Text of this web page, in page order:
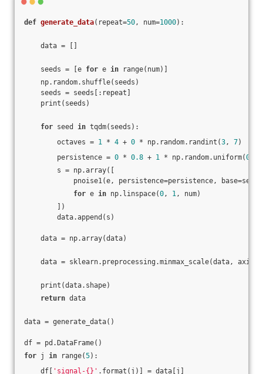
def generate_data(repeat=50, num=1000) :
data = []
seeds = [e for e in range(num)]
np.random.shuffle(seeds)
seeds = seeds[:repeat]
print(seeds)
for seed in tqdm(seeds):
octaves = 1 * 4 + 0 * np.random.randint(3, 7)
persistence = 0 * 0.8 + 1 * np.random.uniform(0.7
s = np.array([
pnoise1(e, persistence=persistence, base=seed,
for e in np.linspace(0, 1, num)
])
data.append(s)
data = np.array(data)
data = sklearn.preprocessing.minmax_scale(data, axis=
print(data.shape)
return data
data = generate_data()
df = pd.DataFrame()
for j in range(5):
df[
'signal-{}' .format(j)] = data[j]